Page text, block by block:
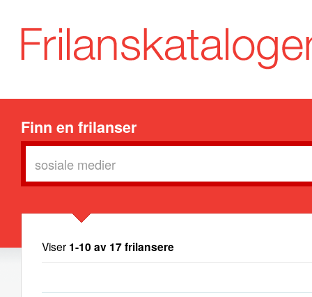
Finn en frilanser
Viser 1-10 av 17 frilansere